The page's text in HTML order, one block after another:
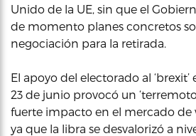
Unido de la UE, sin que el
de momento planes concretos
negociación para la retirada.
El apoyo del electorado al
23 de junio provocó un
fuerte impacto en el mercado de
ya que la libra se desvalorizó a